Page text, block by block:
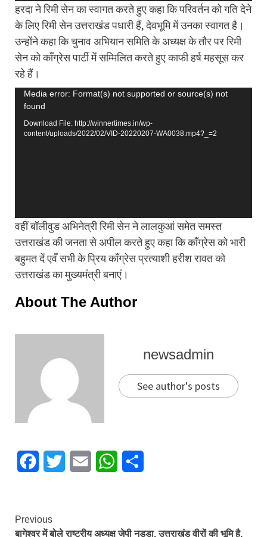
हरदा ने रिमी सेन का स्वागत करते हुए कहा कि परिवर्तन को गति देने
के लिए रिमी सेन उत्तराखंड पधारी हैं, देवभूमि में उनका स्वागत है।
उन्होंने कहा कि चुनाव अभियान समिति के अध्यक्ष के तौर पर रिमी
सेन को काँग्रेस पार्टी में सम्मिलित करते हुए काफी हर्ष महसूस कर
रहे हैं।
Video
Player
Media error: Format(s) not supported or source(s) not
found
Download File: http://winnertimes.in/wp-
content/uploads/2022/02/VID-20220207-WA0038.mp4?_=2
वहीं बॉलीवुड अभिनेत्री रिमी सेन ने लालकुआं समेत समस्त
उत्तराखंड की जनता से अपील करते हुए कहा कि काँग्रेस को भारी
बहुमत दें एवँ सभी के प्रिय काँग्रेस प्रत्याशी हरीश रावत को
उत्तराखंड का मुख्यमंत्री बनाएं।
About The Author
newsadmin
See author's posts
FacebookTwitter Email WhatsApp
Continue
Previous
बागेश्वर में बोले राष्ट्रीय अध्यक्ष जेपी नड्डा, उत्तराखंड वीरों की भूमि है,